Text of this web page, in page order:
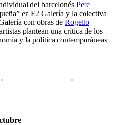
del barcelonés Pere
en F2 Galería y la colectiva
con obras de Rogelio
plantean una crítica de los
y la política contemporáneas.